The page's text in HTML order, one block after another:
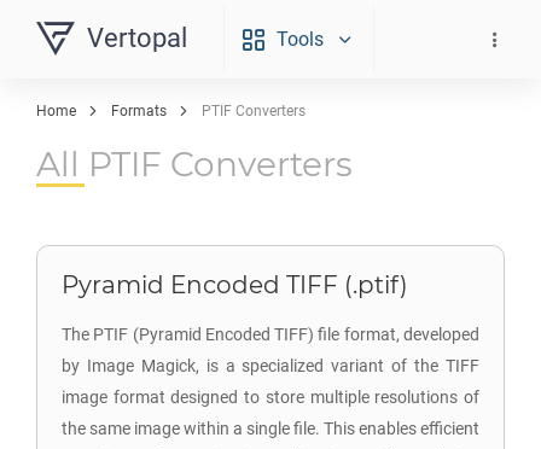
Vertopal Tools
Home Formats PTIF Converters
All PTIF Converters
Pyramid Encoded TIFF (.ptif)
The PTIF (Pyramid Encoded TIFF) file format, developed
by Image Magick, is a specialized variant of the TIFF
image format designed to store multiple resolutions of
the same image within a single file. This enables efficient